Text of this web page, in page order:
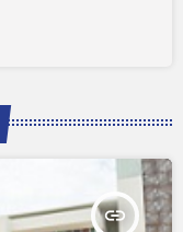
insert_link